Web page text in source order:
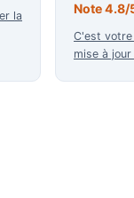
la
Note 4.8/
C'est votre
mise à